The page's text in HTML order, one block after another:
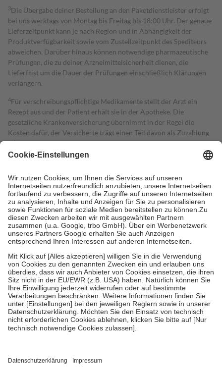
3Die Übergabe deiner Bestellung an den Paketdienstleister erfolgt
bei uns werktags von Montag bis Freitag bis 18:00 Uhr. Der genaue
Lieferzeitpunkt kann je nach Region und in Abhängigkeit der
Produktverfügbarkeit sowie vom Zustellzeitpunkt des Spediteurs
abweichen. Darüber hinaus können notwendige pharmazeutische
Prüfungen, die zu deiner Arzneimittelsicherheit dienen, die
Lieferfrist um die Dauer der Prüfungen einschließlich Klärungen
verlängern.
4Für verschreibungspflichtige Medikamente stellt der Arzt ein
Rezept aus und der Patient erhält sie in der Apotheke. Die
gesetzliche Krankenversicherung übernimmt in der Regel die
Kosten dafür, der Versicherte trägt einen Teil davon als Zuzahlung
mit.
Grundsätzlich leisten Mitglieder Zuzahlungen in Höhe von zehn
höchstens zehn Euro.
Es sind jedoch nie mehr als die tatsächlichen
Kosten der Leistung zu entrichten.
Diese Regeln gelten grundsätzlich auch für Online-Apotheken.
Bei Heilmitteln und häuslicher Krankenpflege beträgt die
Zuzahlung zehn Prozent der Kosten sowie zehn Euro je
Verordnung.
Um das Engagement der Versicherten für ihre eigene Gesundheit zu
stärken und die besondere Stellung der Familie zu unterstützen,
fallenkeine Zuzahlungenan bei:
• Kindern und Jugendlichen bis zum vollendeten 18. Lebensjahr
mit Ausnahme der Fahrkosten
• Untersuchungen zur Vorsorge und Früherkennung, die von der
GKV getragen werden
• empfohlenen Schutzimpfungen
• Harn- und Blutteststreifen
getroffen, um sicherzustellen, dass es sich um echte Bewertungen